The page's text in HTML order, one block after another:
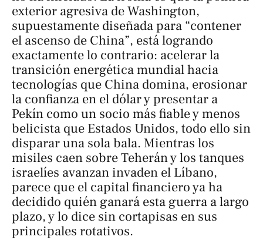
exterior agresiva de Washington,
supuestamente diseñada para “contener
el ascenso de China”, está logrando
exactamente lo contrario: acelerar la
transición energética mundial hacia
tecnologías que China domina, erosionar
la confianza en el dólar y presentar a
Pekín como un socio más fiable y menos
belicista que Estados Unidos, todo ello sin
disparar una sola bala. Mientras los
misiles caen sobre Teherán y los tanques
israelíes avanzan invaden el Líbano,
parece que el capital financiero ya ha
decidido quién ganará esta guerra a largo
plazo, y lo dice sin cortapisas en sus
principales rotativos.